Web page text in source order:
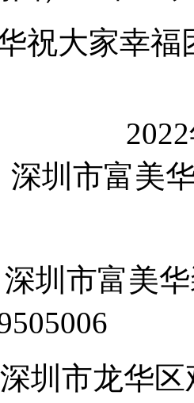
祝大家幸
深圳市富美
圳市富美
深圳市龙华